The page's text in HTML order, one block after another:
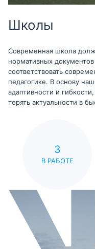
Школы
Современная школа
нормативных
соответствовать
педагогике. В основу
адаптивности и
терять актуальности в
3
В РАБОТЕ